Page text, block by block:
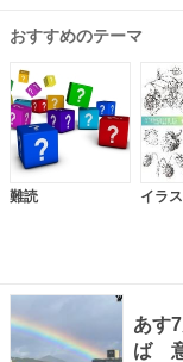
おすすめのテーマ
難読 イラ
あす
ば 意